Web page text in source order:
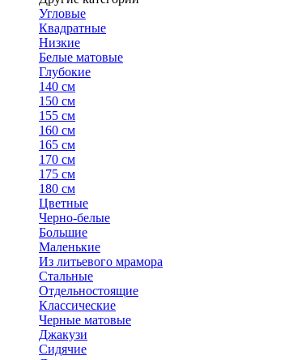
Угловые
Квадратные
Низкие
Белые матовые
Глубокие
140 см
150 см
155 см
160 см
165 см
170 см
175 см
180 см
Цветные
Черно-белые
Большие
Маленькие
Из литьевого мрамора
Стальные
Отдельностоящие
Классические
Черные матовые
Джакузи
Сидячие